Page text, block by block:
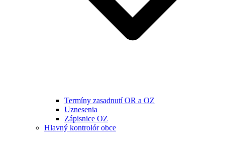
Termíny zasadnutí OR a OZ
Uznesenia
Zápisnice OZ
Hlavný kontrolór obce